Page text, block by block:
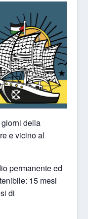
della
e vicino al
permanente ed
15 mesi
di